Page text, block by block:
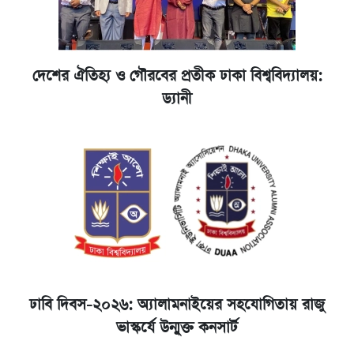
দেশের ঐতিহ্য ও গৌরবের প্রতীক ঢাকা বিশ্ববিদ্যালয়:
ড্যানী
ঢাবি দিবস-২০২৬: অ্যালামনাইয়ের সহযোগিতায় রাজু
ভাস্কর্যে উন্মুক্ত কনসার্ট